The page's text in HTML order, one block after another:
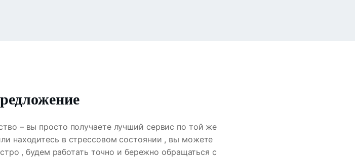
– вы просто получаете лучший сервис по той же
находитесь в стрессовом состоянии , вы можете
, будем работать точно и бережно обращаться с